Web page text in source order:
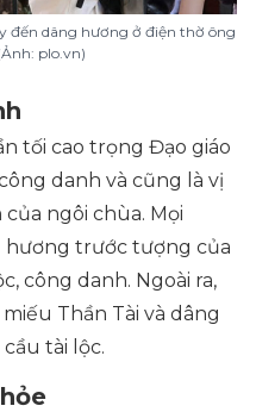
đến dâng hương ở điện thờ ông
plo.vn)
tối cao trọng Đạo giáo
danh và cũng là vị
ngôi chùa. Mọi
hương trước tượng của
công danh. Ngoài ra,
Thần Tài và dâng
tài lộc.